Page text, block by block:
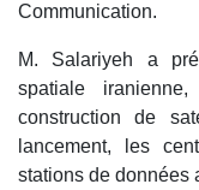
Communication.
M. Salariyeh a
spatiale
construction de
lancement, les
stations de données